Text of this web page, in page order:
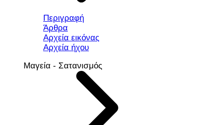
Περιγραφή
Άρθρα
Αρχεία εικόνας
Αρχεία ήχου
Μαγεία - Σατανισμός